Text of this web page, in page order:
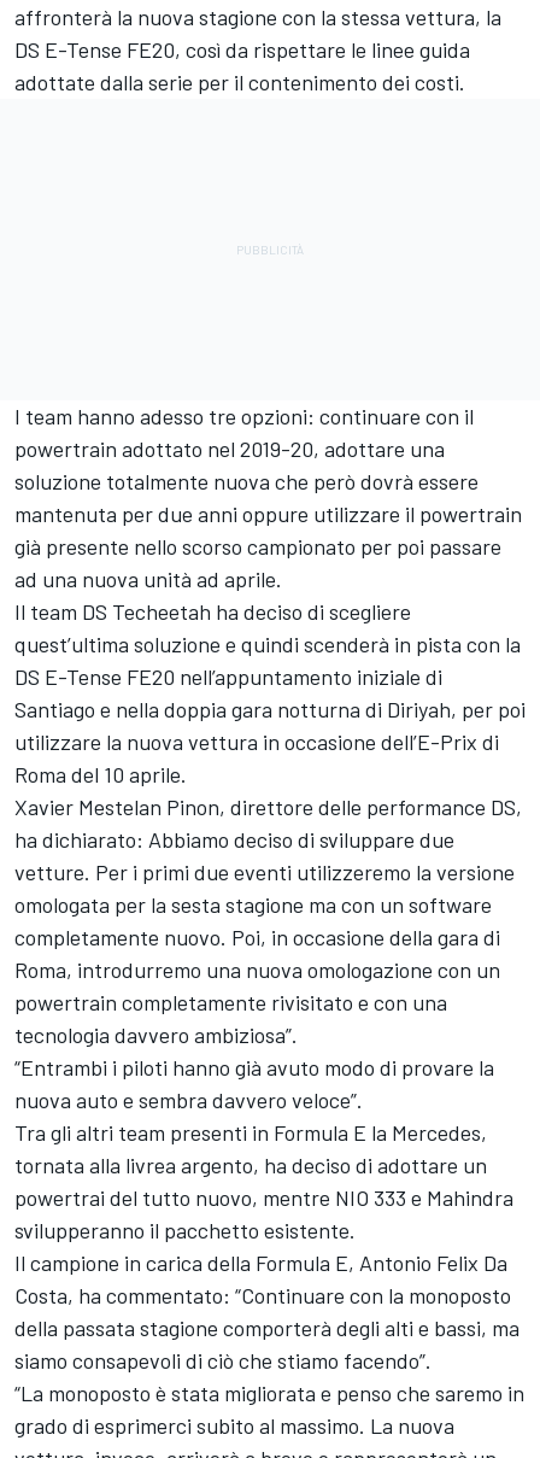
affronterà la nuova stagione con la stessa vettura, la
DS E-Tense FE20, così da rispettare le linee guida
adottate dalla serie per il contenimento dei costi.
I team hanno adesso tre opzioni: continuare con il
powertrain adottato nel 2019-20, adottare una
soluzione totalmente nuova che però dovrà essere
mantenuta per due anni oppure utilizzare il powertrain
già presente nello scorso campionato per poi passare
ad una nuova unità ad aprile.
Il team DS Techeetah ha deciso di scegliere
quest’ultima soluzione e quindi scenderà in pista con la
DS E-Tense FE20 nell’appuntamento iniziale di
Santiago e nella doppia gara notturna di Diriyah, per poi
utilizzare la nuova vettura in occasione dell’E-Prix di
Roma del 10 aprile.
Xavier Mestelan Pinon, direttore delle performance DS,
ha dichiarato: Abbiamo deciso di sviluppare due
vetture. Per i primi due eventi utilizzeremo la versione
omologata per la sesta stagione ma con un software
completamente nuovo. Poi, in occasione della gara di
Roma, introdurremo una nuova omologazione con un
powertrain completamente rivisitato e con una
tecnologia davvero ambiziosa”.
“Entrambi i piloti hanno già avuto modo di provare la
nuova auto e sembra davvero veloce”.
Tra gli altri team presenti in Formula E la Mercedes,
tornata alla livrea argento, ha deciso di adottare un
powertrai del tutto nuovo, mentre NIO 333 e Mahindra
svilupperanno il pacchetto esistente.
Il campione in carica della Formula E, Antonio Felix Da
Costa, ha commentato: “Continuare con la monoposto
della passata stagione comporterà degli alti e bassi, ma
siamo consapevoli di ciò che stiamo facendo”.
“La monoposto è stata migliorata e penso che saremo in
grado di esprimerci subito al massimo. La nuova